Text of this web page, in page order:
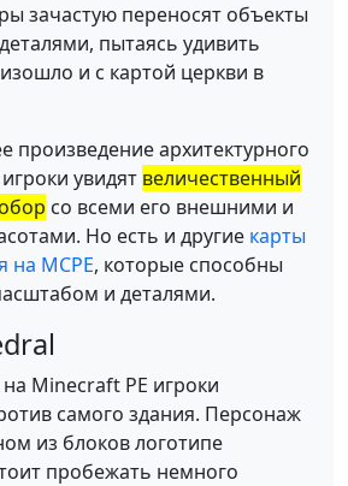
зачастую переносят объекты
пытаясь удивить
и с картой церкви в
произведение архитектурного
увидят величественный
со всеми его внешними и
Но есть и другие карты
на MCPE, которые способны
и деталями.
Minecraft PE игроки
самого здания. Персонаж
из блоков логотипе
пробежать немного